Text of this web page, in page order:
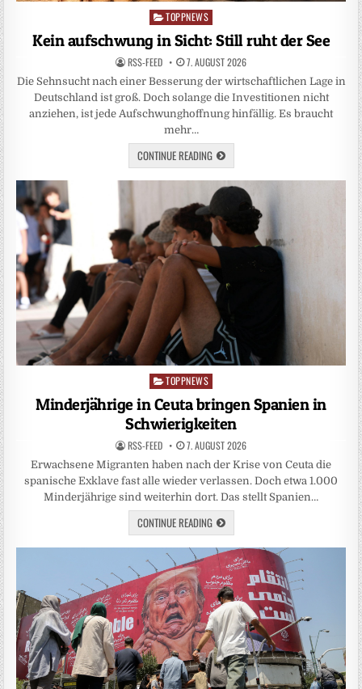
Posted
in
TOPPNEWS
Kein aufschwung in Sicht: Still ruht der See
RSS-FEED 7. AUGUST 2026
Die Sehnsucht nach einer Besserung der wirtschaftlichen Lage in
Deutschland ist groß. Doch solange die Investitionen nicht
anziehen, ist jede Aufschwunghoffnung hinfällig. Es braucht
mehr…
CONTINUE READING
Posted
in
TOPPNEWS
Minderjährige in Ceuta bringen Spanien in
Schwierigkeiten
RSS-FEED 7. AUGUST 2026
Erwachsene Migranten haben nach der Krise von Ceuta die
spanische Exklave fast alle wieder verlassen. Doch etwa 1.000
Minderjährige sind weiterhin dort. Das stellt Spanien…
CONTINUE READING